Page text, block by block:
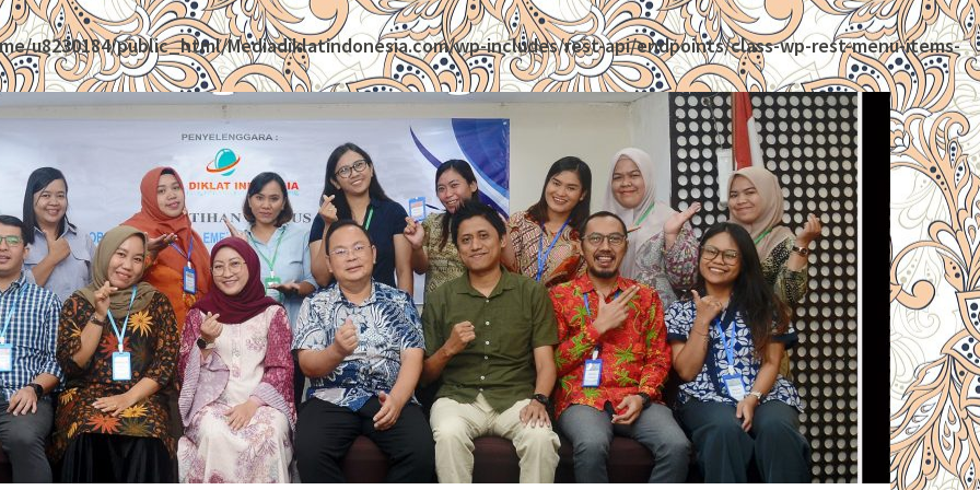
u8230184/public_html/Mediadiklatindonesia.com/wp-includes/rest-api/endpoints/class-wp-rest-menu-items-